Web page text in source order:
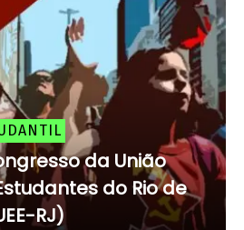
da União
do Rio de
RJ)